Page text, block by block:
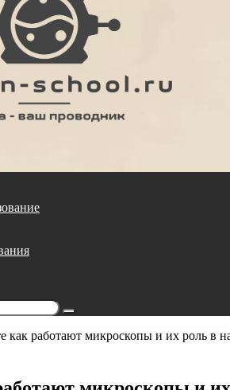
Поиск...
как работают микроскопы и их роль в